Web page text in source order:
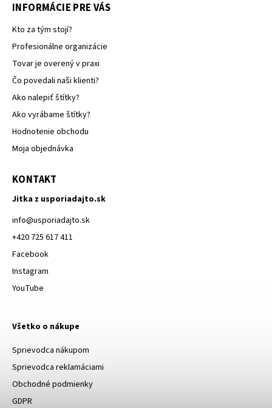
INFORMÁCIE PRE VÁS
Kto za tým stojí?
Profesionálne organizácie
Tovar je overený v praxi
Čo povedali naši klienti?
Ako nalepiť štítky?
Ako vyrábame štítky?
Hodnotenie obchodu
Moja objednávka
KONTAKT
Jitka z usporiadajto.sk
info@usporiadajto.sk
+420 725 617 411
Facebook
Instagram
YouTube
Všetko o nákupe
Sprievodca nákupom
Sprievodca reklamáciami
Obchodné podmienky
GDPR